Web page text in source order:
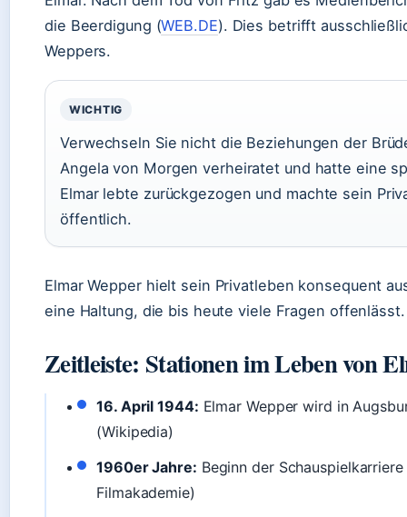
die Beerdigung (WEB.DE). Dies betrifft
Weppers.
WICHTIG
Verwechseln Sie nicht die Beziehungen der
Angela von Morgen verheiratet und hatte eine
Elmar lebte zurückgezogen und machte sein
öffentlich.
Elmar Wepper hielt sein Privatleben konsequent
eine Haltung, die bis heute viele Fragen offenlässt.
Zeitleiste: Stationen im Leben von
16. April 1944: Elmar Wepper wird in
(Wikipedia)
1960er Jahre: Beginn der
Filmakademie)